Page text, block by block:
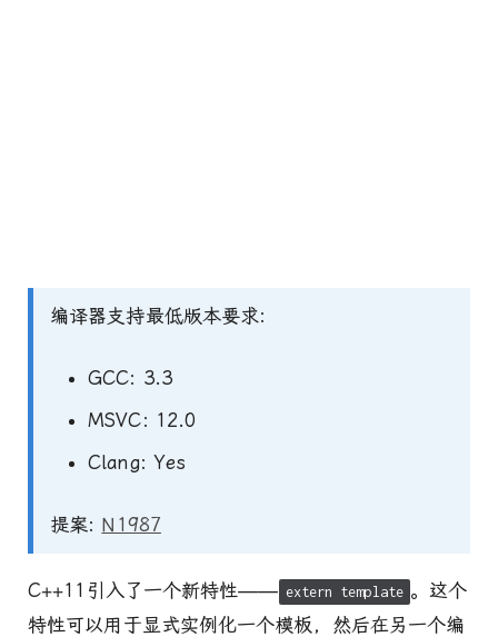
编译器支持最低版本要求:
GCC: 3.3
MSVC: 12.0
Clang: Yes
提案: N1987
C++11引入了一个新特性—— extern template 。这个
特性可以用于显式实例化一个模板，然后在另一个编